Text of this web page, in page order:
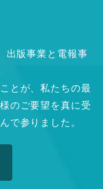
出版事業と電報事
とが、私たちの最
のご要望を真に受
で参りました。